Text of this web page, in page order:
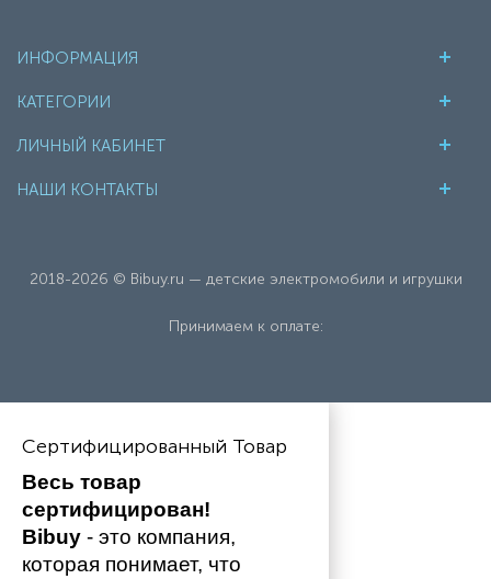
ИНФОРМАЦИЯ
КАТЕГОРИИ
ЛИЧНЫЙ КАБИНЕТ
НАШИ КОНТАКТЫ
2018-2026 © Bibuy.ru — детские электромобили и игрушки
Принимаем к оплате:
Сертифицированный Товар
Весь товар
сертифицирован!
Bibuy - это компания,
которая понимает, что